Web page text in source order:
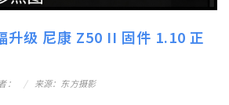
升级 尼康 Z50 II 固件 1.10 正
： 来源：东方摄影